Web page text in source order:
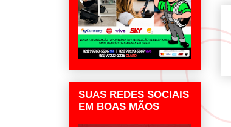
SUAS REDES SOCIAIS
EM BOAS MÃOS